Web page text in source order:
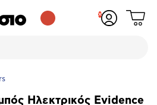
Δες
Ηλεκτρικός Evidence